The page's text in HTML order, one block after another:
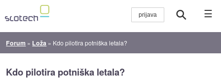
☰
Forum » Loža » Kdo pilotira potniška letala?
Kdo pilotira potniška letala?